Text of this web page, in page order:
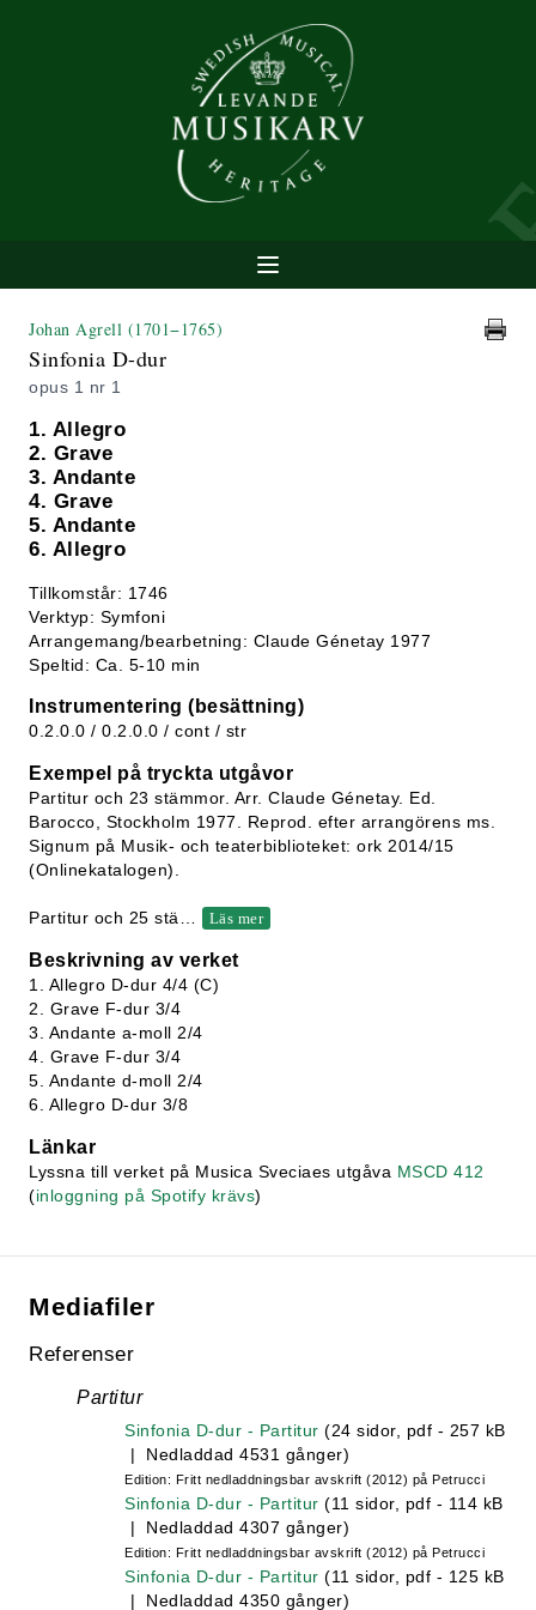
Johan Agrell (1701−1765)
Sinfonia D-dur
opus 1 nr 1
1. Allegro
2. Grave
3. Andante
4. Grave
5. Andante
6. Allegro
Tillkomstår: 1746
Verktyp: Symfoni
Arrangemang/bearbetning: Claude Génetay 1977
Speltid: Ca. 5-10 min
Instrumentering (besättning)
0.2.0.0 / 0.2.0.0 / cont / str
Exempel på tryckta utgåvor
Partitur och 23 stämmor. Arr. Claude Génetay. Ed.
Barocco, Stockholm 1977. Reprod. efter arrangörens ms.
Signum på Musik- och teaterbiblioteket: ork 2014/15
(Onlinekatalogen).
Partitur och 25 stä Läs mer
Beskrivning av verket
1. Allegro D-dur 4/4 (C)
2. Grave F-dur 3/4
3. Andante a-moll 2/4
4. Grave F-dur 3/4
5. Andante d-moll 2/4
6. Allegro D-dur 3/8
Länkar
Lyssna till verket på Musica Sveciaes utgåva MSCD 412
(inloggning på Spotify krävs)
Mediafiler
Referenser
Partitur
Sinfonia D-dur - Partitur (24 sidor, pdf - 257 kB
| Nedladdad 4531 gånger)
Edition: Fritt nedladdningsbar avskrift (2012) på Petrucci
Sinfonia D-dur - Partitur (11 sidor, pdf - 114 kB
| Nedladdad 4307 gånger)
Edition: Fritt nedladdningsbar avskrift (2012) på Petrucci
Sinfonia D-dur - Partitur (11 sidor, pdf - 125 kB
| Nedladdad 4350 gånger)